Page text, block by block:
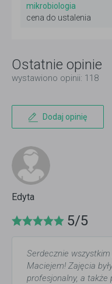
mikrobiologia
cena do ustalenia
Ostatnie opinie
wystawiono opinii: 118
Dodaj opinię
Edyta
5/5
Serdecznie
Maciejem! Zajęcia
profesjonalny, a